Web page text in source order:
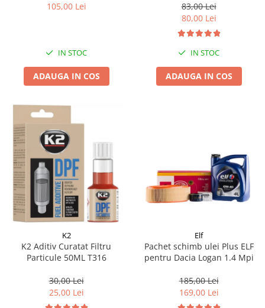
105,00 Lei
IN STOC
ADAUGA IN COS
83,00 Lei
80,00 Lei
IN STOC
ADAUGA IN COS
K2
K2 Aditiv Curatat Filtru
Particule 50ML T316
30,00 Lei
25,00 Lei
Elf
Pachet schimb ulei Plus ELF
pentru Dacia Logan 1.4 Mpi
185,00 Lei
169,00 Lei